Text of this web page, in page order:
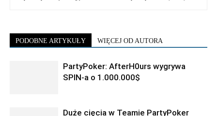
PODOBNE ARTYKUŁY WIĘCEJ OD AUTORA
PartyPoker: AfterH0urs wygrywa
SPIN-a o 1.000.000$
Duże cięcia w Teamie PartyPoker